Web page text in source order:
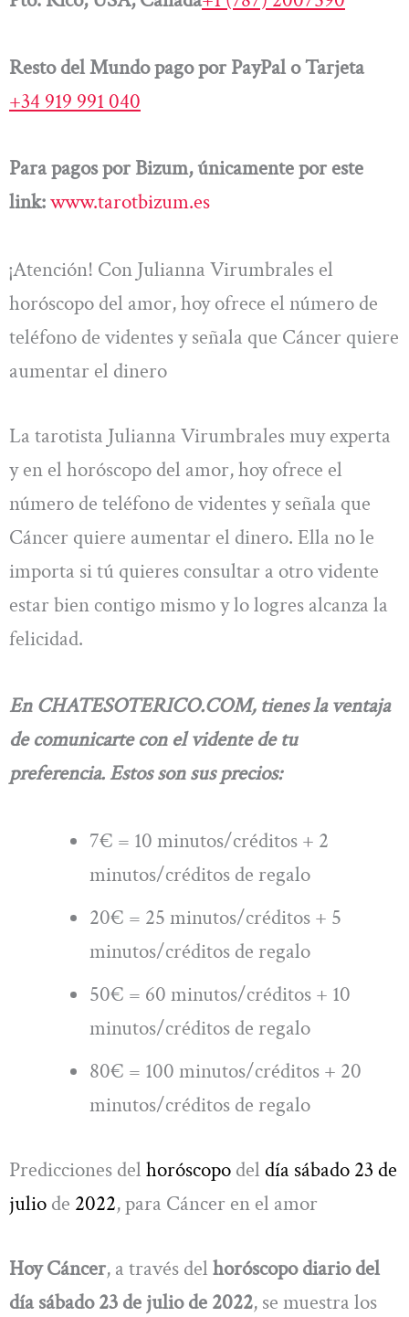
Resto del Mundo pago por PayPal o Tarjeta
+34 919 991 040
Para pagos por Bizum, únicamente por este
link:www.tarotbizum.es
¡Atención! Con Julianna Virumbrales el
horóscopo del amor, hoy ofrece el número de
teléfono de videntes y señala que Cáncer quiere
aumentar el dinero
La tarotista Julianna Virumbrales muy experta
y en el horóscopo del amor, hoy ofrece el
número de teléfono de videntes y señala que
Cáncer quiere aumentar el dinero. Ella no le
importa si tú quieres consultar a otro vidente
estar bien contigo mismo y lo logres alcanza la
felicidad.
En CHATESOTERICO.COM, tienes la ventaja
de comunicarte con el vidente de tu
preferencia.Estos son sus precios:
7€ = 10 minutos/créditos + 2
minutos/créditos de regalo
20€ = 25 minutos/créditos + 5
minutos/créditos de regalo
50€ = 60 minutos/créditos + 10
minutos/créditos de regalo
80€ = 100 minutos/créditos + 20
minutos/créditos de regalo
Predicciones del horóscopo del día sábado 23 de
julio de 2022, para Cáncer en el amor
Hoy Cáncer, a través del horóscopo diario del
día sábado 23 de julio de 2022, se muestra los